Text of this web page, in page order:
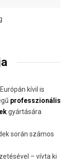
kívil is
professzionális
gyártására
során számos
– vívta ki